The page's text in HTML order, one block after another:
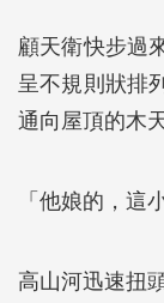
顧天衛快步過
呈不規則狀排
通向屋頂的木
「他娘的，這
高山河迅速扭